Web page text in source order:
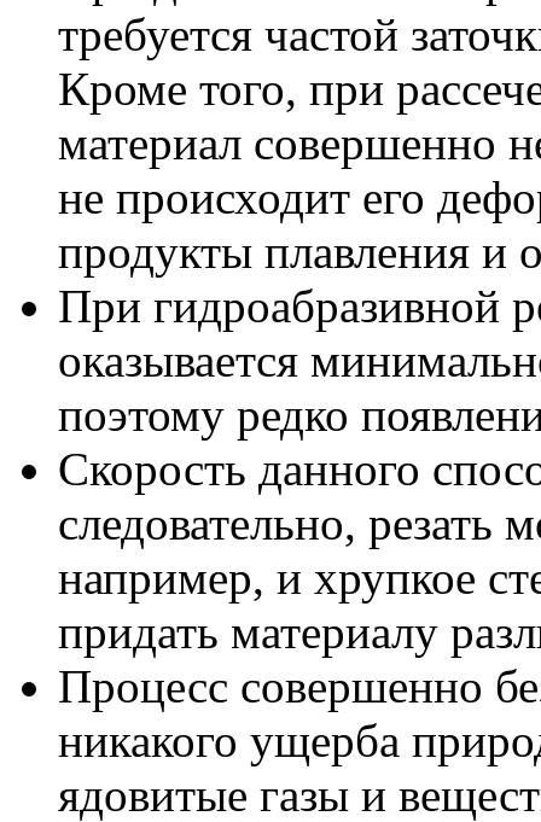
требуется частой
Кроме того, при
материал совершенно
не происходит его
продукты плавления и
При гидроабразивной
оказывается
поэтому редко
Скорость данного
следовательно, резать
например, и хрупкое
придать материалу
Процесс совершенно
никакого ущерба
ядовитые газы и